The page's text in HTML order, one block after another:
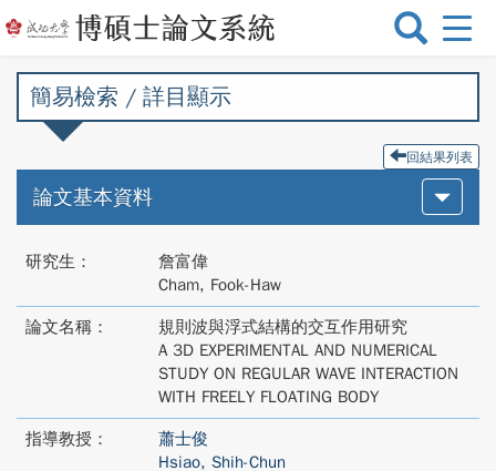
選
切
簡易檢索 / 詳目顯示
回結果列表
論文基本資料
研究生：
詹富偉
Cham, Fook-Haw
論文名稱：
規則波與浮式結構的交互作用研究
A 3D EXPERIMENTAL AND NUMERICAL
STUDY ON REGULAR WAVE INTERACTION
WITH FREELY FLOATING BODY
指導教授：
蕭士俊
Hsiao, Shih-Chun